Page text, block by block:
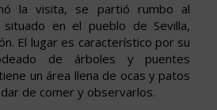
la visita, se partió rumbo al
situado en el pueblo de Sevilla,
El lugar es característico por su
de árboles y puentes
un área llena de ocas y patos
de comer y observarlos.